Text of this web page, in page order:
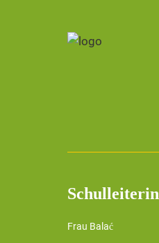
Schulleiterin
Frau Balać